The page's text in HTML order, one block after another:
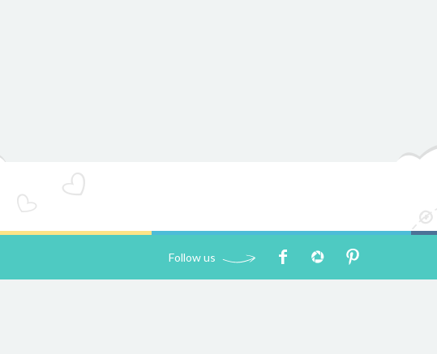
Il nostro team replica alexander mcqueen scarpe
un pool di professionisti ed esperti con una storia di
Follow us